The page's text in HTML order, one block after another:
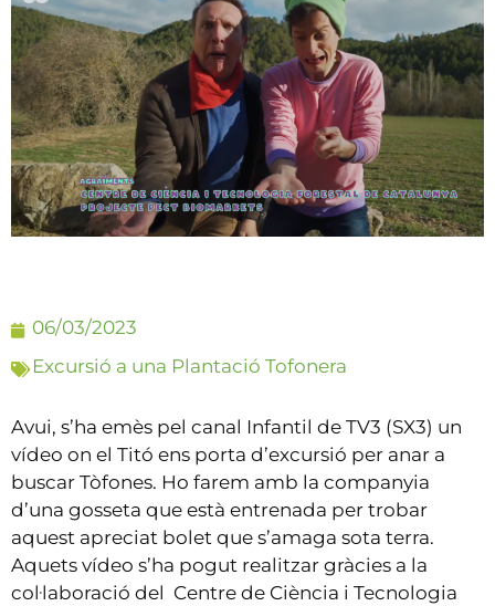
06/03/2023
Excursió a una Plantació Tofonera
Avui, s’ha emès pel canal Infantil de TV3 (SX3) un
vídeo on el Titó ens porta d’excursió per anar a
buscar Tòfones. Ho farem amb la companyia
d’una gosseta que està entrenada per trobar
aquest apreciat bolet que s’amaga sota terra.
Aquets vídeo s’ha pogut realitzar gràcies a la
col·laboració del Centre de Ciència i Tecnologia